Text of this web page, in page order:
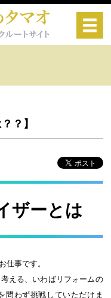
？】
ザーとは
仕事です。
える、いわばリフォームの
問わず挑戦していただけま